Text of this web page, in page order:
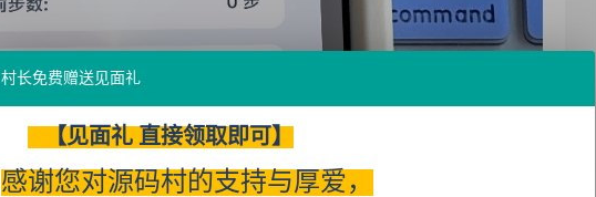
村长免费赠送见面礼
【见面礼 直接领取即可】
感谢您对源码村的支持与厚爱，